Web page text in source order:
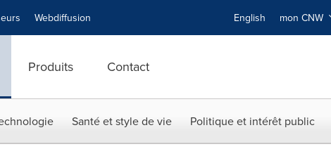
Webdiffusion English mon CNW
Produits Contact
Santé et style de vie Politique et intérêt public